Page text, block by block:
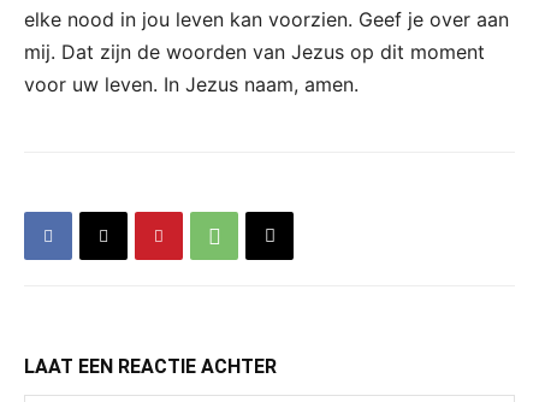
elke nood in jou leven kan voorzien. Geef je over aan
mij. Dat zijn de woorden van Jezus op dit moment
voor uw leven. In Jezus naam, amen.
LAAT EEN REACTIE ACHTER